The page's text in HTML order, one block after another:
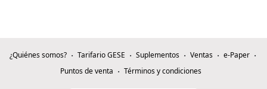
¿Quiénes somos? Tarifario GESE Suplementos Ventas
e-Paper
Puntos de venta
Términos y condiciones